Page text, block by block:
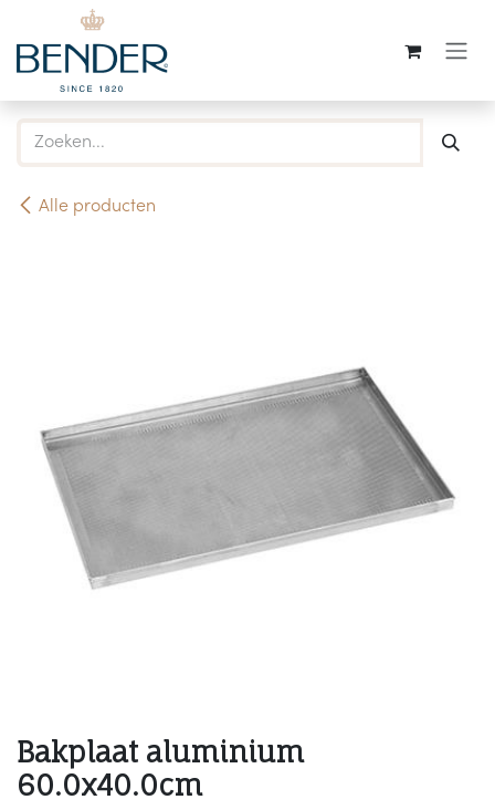
Overslaan naar inhoud
Alle producten
Bakplaat aluminium
60.0x40.0cm